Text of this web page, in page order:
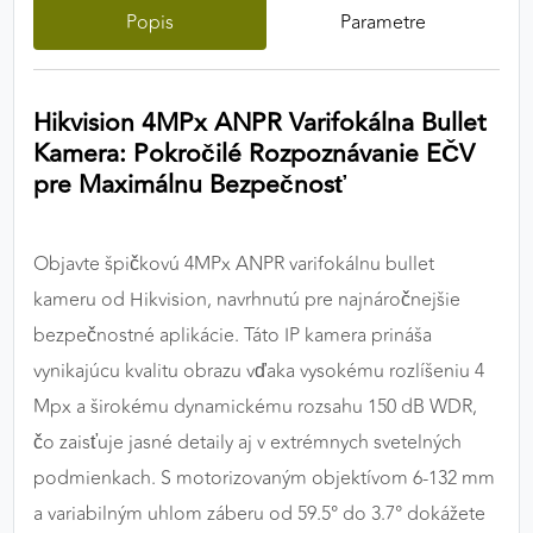
Popis Parametre
Hikvision 4MPx ANPR Varifokálna Bullet
Kamera: Pokročilé Rozpoznávanie EČV
pre Maximálnu Bezpečnosť
Objavte špičkovú 4MPx ANPR varifokálnu bullet
kameru od Hikvision, navrhnutú pre najnáročnejšie
bezpečnostné aplikácie. Táto IP kamera prináša
vynikajúcu kvalitu obrazu vďaka vysokému rozlíšeniu 4
Mpx a širokému dynamickému rozsahu 150 dB WDR,
čo zaisťuje jasné detaily aj v extrémnych svetelných
podmienkach. S motorizovaným objektívom 6-132 mm
a variabilným uhlom záberu od 59.5° do 3.7° dokážete
výkon a funkčnosť našich stránok.
Poskytovateľ: Google
Marketingové cookies sa používajú na sledovanie
správania používateľov naprieč webovými
stránkami. Umožňujú nám a našim partnerom
zobrazovať cielenú a relevantnú reklamu, a to na
našom webe aj v reklamných sieťach tretích strán.
Google Ads
Poskytovateľ: Google